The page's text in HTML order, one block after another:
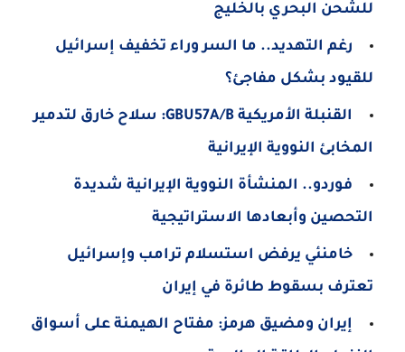
للشحن البحري بالخليج
رغم التهديد.. ما السر وراء تخفيف إسرائيل
للقيود بشكل مفاجئ؟
القنبلة الأمريكية GBU57A/B: سلاح خارق لتدمير
المخابئ النووية الإيرانية
فوردو.. المنشأة النووية الإيرانية شديدة
التحصين وأبعادها الاستراتيجية
خامنئي يرفض استسلام ترامب وإسرائيل
تعترف بسقوط طائرة في إيران
إيران ومضيق هرمز: مفتاح الهيمنة على أسواق